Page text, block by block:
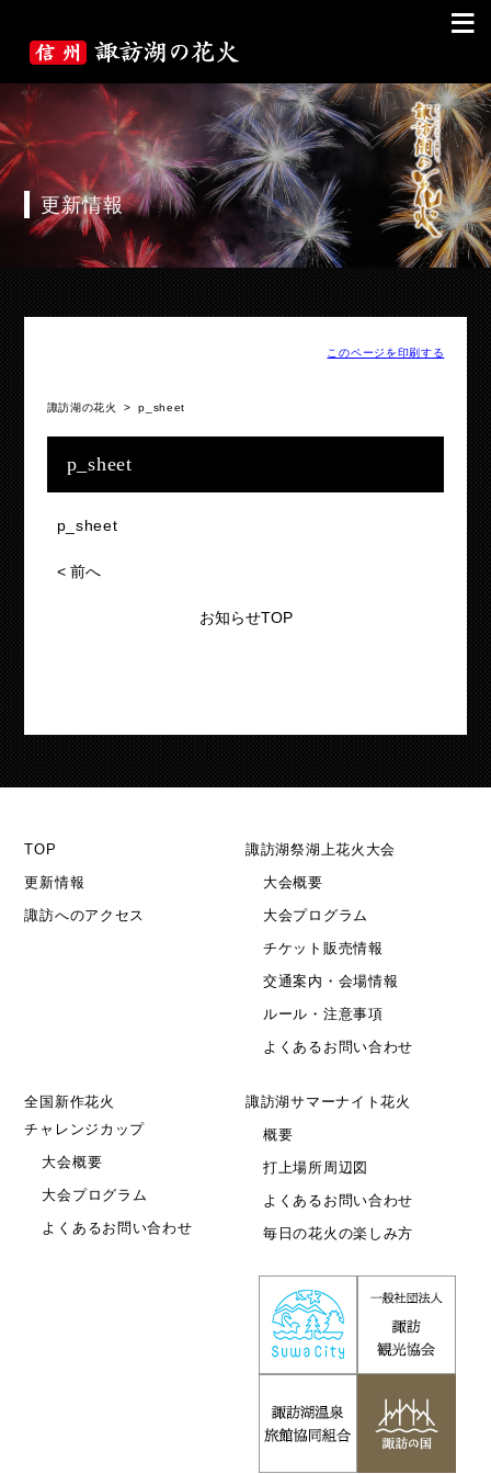
≡
更新情報
このページを印刷する
諏訪湖の花火 >p_sheet
p_sheet
p_sheet
<前へ
お知らせTOP
TOP
更新情報
諏訪へのアクセス
諏訪湖祭湖上花火大会
大会概要
大会プログラム
チケット販売情報
交通案内・会場情報
ルール・注意事項
よくあるお問い合わせ
全国新作花火
チャレンジカップ
大会概要
大会プログラム
よくあるお問い合わせ
諏訪湖サマーナイト花火
概要
打上場所周辺図
よくあるお問い合わせ
毎日の花火の楽しみ方